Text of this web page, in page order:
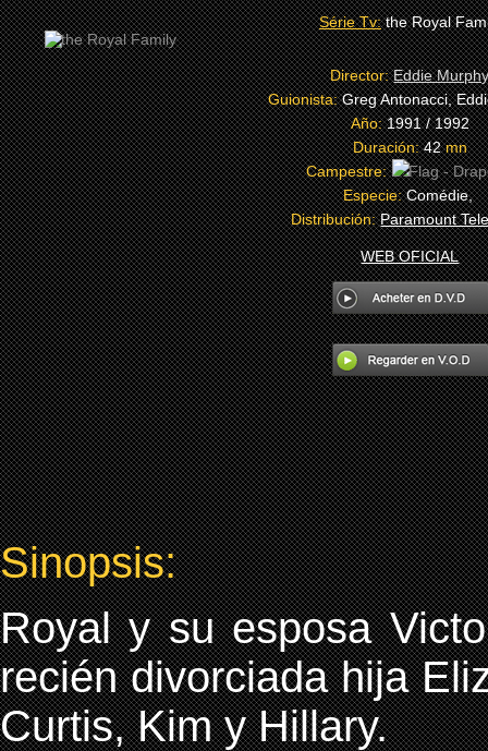
Série Tv: the Royal
Director:Eddie
Guionista:Greg Antonacci,
Año:1991 / 1992
Duración:42mn
Campestre:
Especie:Comédie,
Distribución:Paramount
WEB OFICIAL
Sinopsis:
Royal y su esposa
recién divorciada hija
Curtis, Kim y Hillary.